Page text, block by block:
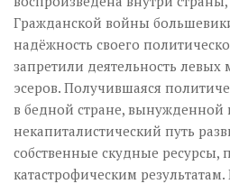
Гражданской войны
надёжность своего
запретили деятельность
эсеров. Получившаяся
в бедной стране, вынужденной
некапиталистический путь
собственные скудные ресурсы,
катастрофическим